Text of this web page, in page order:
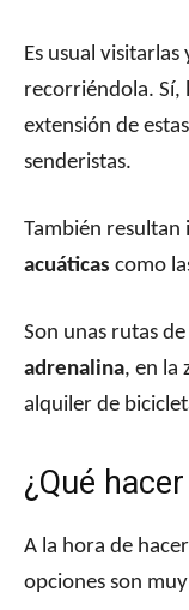
Es usual
recorriéndola. Sí,
extensión de
senderistas.
También resultan
acuáticas como
Son unas rutas
adrenalina, en la
alquiler de
¿Qué
A la hora de
opciones son